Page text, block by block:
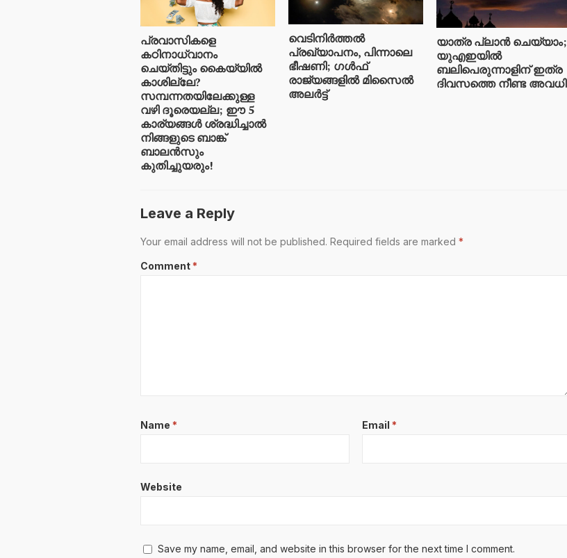
പ്രവാസികളെ
കഠിനാധ്വാനം
ചെയ്തിട്ടും കൈയ്യിൽ
കാശില്ലേ?
സമ്പന്നതയിലേക്കുള്ള
വഴി ദൂരെയല്ല; ഈ 5
കാര്യങ്ങൾ ശ്രദ്ധിച്ചാൽ
നിങ്ങളുടെ ബാങ്ക്
ബാലൻസും
കുതിച്ചുയരും!
വെടിനിർത്തൽ
പ്രഖ്യാപനം, പിന്നാലെ
ഭീഷണി; ഗൾഫ്
രാജ്യങ്ങളിൽ മിസൈൽ
അലർട്ട്
യാത്ര പ്ലാൻ ചെയ്യാം;
യുഎഇയിൽ
ബലിപെരുന്നാളിന് ഇത്ര
ദിവസത്തെ നീണ്ട അവധി
Leave a Reply
Your email address will not be published. Required fields are marked *
Comment *
Name * Email *
Website
Save my name, email, and website in this browser for the next time I comment.